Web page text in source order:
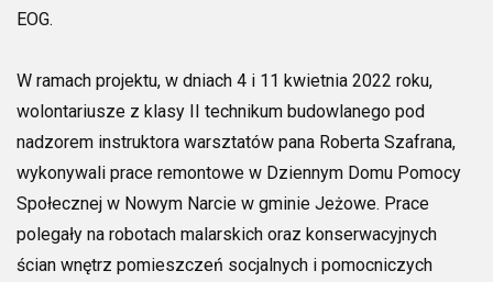
EOG.
W ramach projektu, w dniach 4 i 11 kwietnia 2022 roku,
wolontariusze z klasy II technikum budowlanego pod
nadzorem instruktora warsztatów pana Roberta Szafrana,
wykonywali prace remontowe w Dziennym Domu Pomocy
Społecznej w Nowym Narcie w gminie Jeżowe. Prace
polegały na robotach malarskich oraz konserwacyjnych
ścian wnętrz pomieszczeń socjalnych i pomocniczych